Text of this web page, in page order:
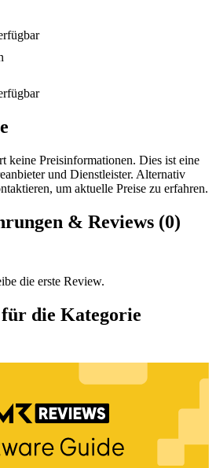
keine Preisinformationen. Dies ist eine
und Dienstleister. Alternativ
um aktuelle Preise zu erfahren.
& Reviews (0)
die erste Review.
für die Kategorie